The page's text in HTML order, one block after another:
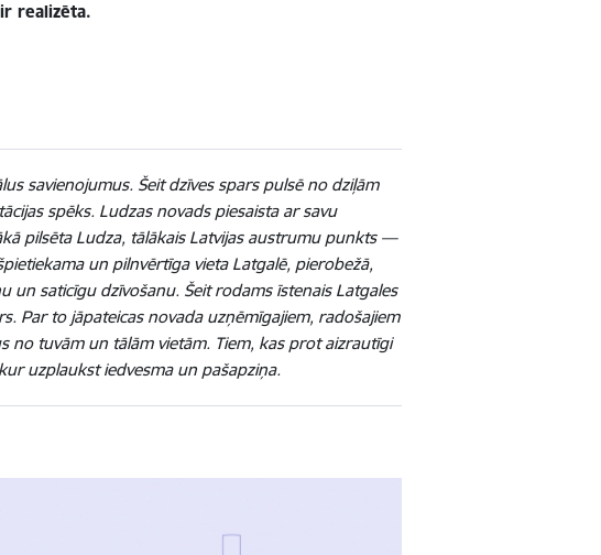
realizēta.
savienojumus. Šeit dzīves spars pulsē no dziļām
spēks. Ludzas novads piesaista ar savu
pilsēta Ludza, tālākais Latvijas austrumu punkts —
un pilnvērtīga vieta Latgalē, pierobežā,
un saticīgu dzīvošanu. Šeit rodams īstenais Latgales
Par to jāpateicas novada uzņēmīgajiem, radošajiem
no tuvām un tālām vietām. Tiem, kas prot aizrautīgi
uzplaukst iedvesma un pašapziņa.